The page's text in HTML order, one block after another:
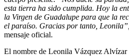
esta tierra ha sido cumplida. Hoy la
la Virgen de Guadalupe para que la
el paraíso. Gracias por tanto, Leonila”,
mensaje oficial.
El nombre de Leonila Vázquez Alvízar